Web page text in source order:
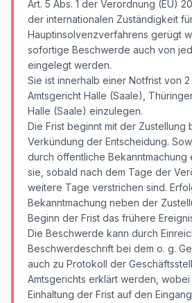
Art. 5 Abs. 1 der Verordnung (EU)
der internationalen Zuständigkeit
Hauptinsolvenzverfahrens gerügt
sofortige Beschwerde auch von
eingelegt werden.
Sie ist innerhalb einer Notfrist von
Amtsgericht Halle (Saale),
Halle (Saale) einzulegen.
Die Frist beginnt mit der Zustellung
Verkündung der Entscheidung.
durch öffentliche Bekanntmachung
sie, sobald nach dem Tage der
weitere Tage verstrichen sind.
Bekanntmachung neben der
Beginn der Frist das frühere
Die Beschwerde kann durch
Beschwerdeschrift bei dem o. g.
auch zu Protokoll der
Amtsgerichts erklärt werden,
Einhaltung der Frist auf den